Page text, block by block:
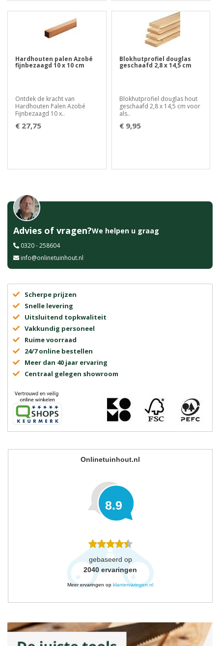
Hardhouten palen Azobé
fijnbezaagd 10 x 10 cm
Ontdek de kracht van
Hardhouten Palen Azobé
Fijnbezaagd 10 x..
€ 27,75
Blokhutprofiel douglas
geschaafd 2,8 x 14,5 cm
Blokhutprofiel douglas hout
geschaafd 2,8 x 14,5 cm voor
als..
€ 9,95
Advies of vragen?We helpen u graag
0320 - 258604
info@onlinetuinhout.nl
Scherpe prijzen
Snelle levering
Uitsluitend topkwaliteit
Vakkundig personeel
Ruime voorraad
24/7 online bestellen
Meer dan 40 jaar ervaring
Centraal gelegen showroom
Onlinetuinhout.nl
8.9
gebaseerd op
2040 ervaringen
Meer ervaringen op klantervaringen.nl